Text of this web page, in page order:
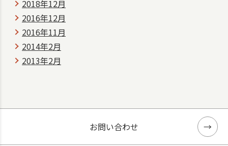
2018年12月
2016年12月
2016年11月
2014年2月
2013年2月
お問い合わせ